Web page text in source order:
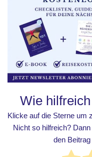
Wie
Klicke auf die Sterne um
Nicht so hilfreich?
den